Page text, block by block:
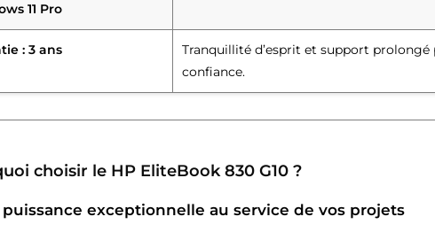
11 Pro
: 3 ans
Tranquillité d’esprit et support
confiance.
choisir le HP EliteBook 830 G10 ?
puissance exceptionnelle au service de vos projets